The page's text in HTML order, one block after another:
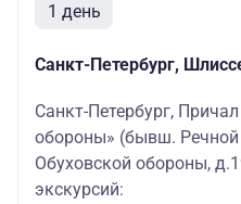
1 день
Санкт-Петербург,
Санкт-Петербург,
обороны» (бывш. Речной
Обуховской обороны,
экскурсий: